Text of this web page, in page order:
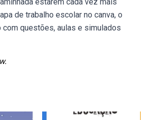
de trabalho escolar no canva, o
questões, aulas e simulados